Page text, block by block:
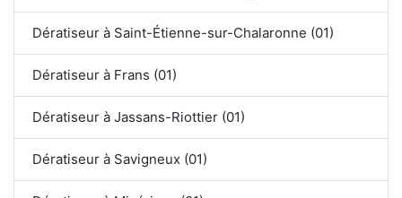
Dératiseur à Saint-Étienne-sur-Chalaronne (01)
Dératiseur à Frans (01)
Dératiseur à Jassans-Riottier (01)
Dératiseur à Savigneux (01)